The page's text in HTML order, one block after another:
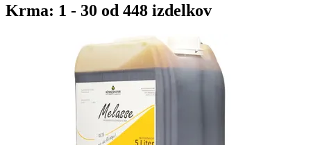
Krma: 1 - 30 od 448 izdelkov